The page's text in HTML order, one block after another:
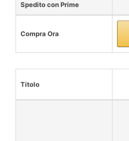
Spedito con Prime
Compra Ora
Titolo